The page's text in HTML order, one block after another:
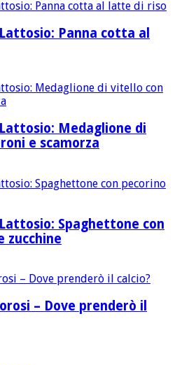
Panna cotta al
Medaglione di
e scamorza
Spaghettone con
zucchine
– Dove prenderò il